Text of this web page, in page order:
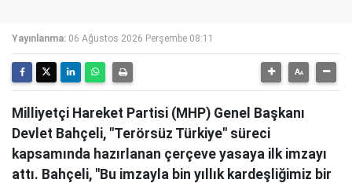
Yayınlanma: 06 Ağustos 2026 Perşembe 08:11
Milliyetçi Hareket Partisi (MHP) Genel Başkanı
Devlet Bahçeli, "Terörsüz Türkiye" süreci
kapsamında hazırlanan çerçeve yasaya ilk imzayı
attı. Bahçeli, "Bu imzayla bin yıllık kardeşliğimiz bir